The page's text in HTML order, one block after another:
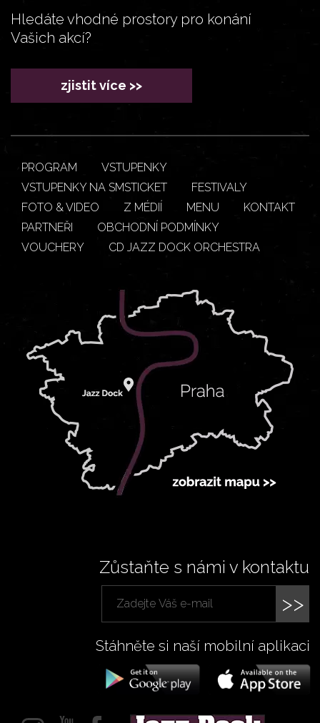
Hledáte vhodné prostory pro konání
Vašich akcí?
zjistit více >>
PROGRAM
VSTUPENKY
VSTUPENKY NA SMSTICKET
FESTIVALY
FOTO & VIDEO
Z MÉDIÍ MENU
KONTAKT
PARTNEŘI
OBCHODNÍ PODMÍNKY
VOUCHERY
CD JAZZ DOCK ORCHESTRA
Zůstaňte s námi v kontaktu
>>
Stáhněte si naší mobilní aplikaci